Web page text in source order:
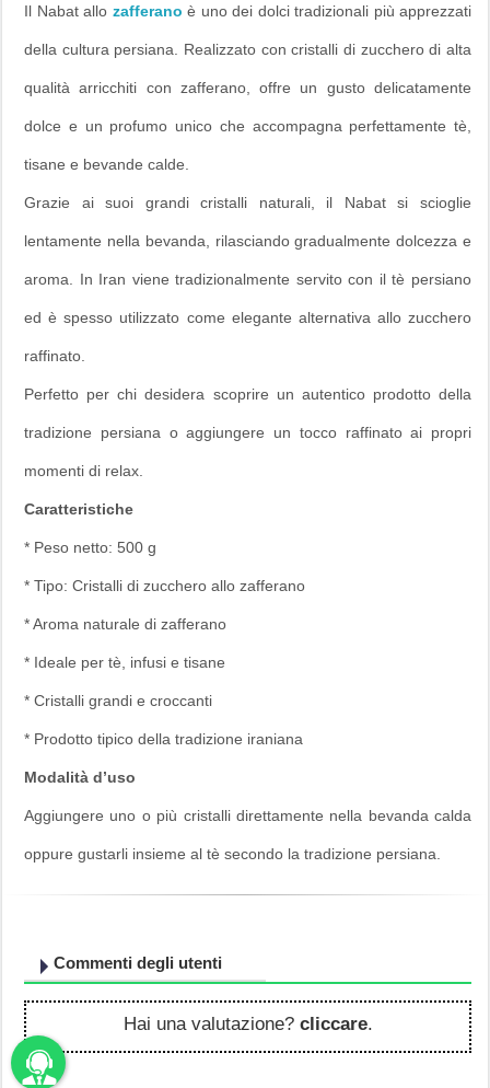
Il Nabat allo zafferano è uno dei dolci tradizionali più apprezzati
della cultura persiana. Realizzato con cristalli di zucchero di alta
qualità arricchiti con zafferano, offre un gusto delicatamente
dolce e un profumo unico che accompagna perfettamente tè,
tisane e bevande calde.
Grazie ai suoi grandi cristalli naturali, il Nabat si scioglie
lentamente nella bevanda, rilasciando gradualmente dolcezza e
aroma. In Iran viene tradizionalmente servito con il tè persiano
ed è spesso utilizzato come elegante alternativa allo zucchero
raffinato.
Perfetto per chi desidera scoprire un autentico prodotto della
tradizione persiana o aggiungere un tocco raffinato ai propri
momenti di relax.
Caratteristiche
* Peso netto: 500 g
* Tipo: Cristalli di zucchero allo zafferano
* Aroma naturale di zafferano
* Ideale per tè, infusi e tisane
* Cristalli grandi e croccanti
* Prodotto tipico della tradizione iraniana
Modalità d’uso
Aggiungere uno o più cristalli direttamente nella bevanda calda
oppure gustarli insieme al tè secondo la tradizione persiana.
Commenti degli utenti
Hai una valutazione? cliccare.